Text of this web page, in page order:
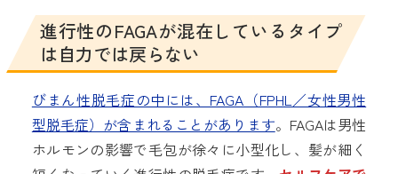
進行性のFAGAが混在しているタイプ
は自力では戻らない
びまん性脱毛症の中には、FAGA（FPHL／女性男性
型脱毛症）が含まれることがあります。FAGAは男性
ホルモンの影響で毛包が徐々に小型化し、髪が細く